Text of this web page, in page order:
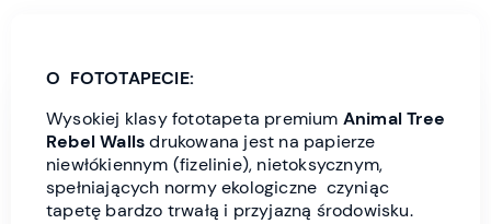
O FOTOTAPECIE:
Wysokiej klasy fototapeta premium Animal Tree
Rebel Wallsdrukowana jest na papierze
niewłókiennym (fizelinie), nietoksycznym,
spełniających normy ekologiczne czyniąc
tapetę bardzo trwałą i przyjazną środowisku.